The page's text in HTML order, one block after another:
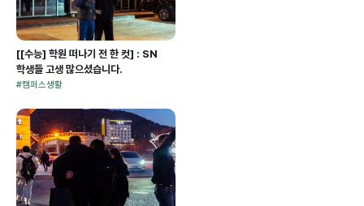
[[수능] 학원 떠나기 전 한 컷] : SN
학생들 고생 많으셨습니다.
#캠퍼스생활